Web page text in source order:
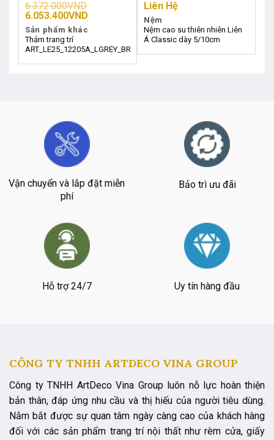
Sản phẩm khác
Thảm trang trí
ART_LE25_12205A_LGREY_BROWN
6.372.000VND
Giá
gốc
là:
6.372.000VND.
6.053.400VND
là:
6.053.400VND.
Nệm
Nệm cao su thiên nhiên Liên
Á Classic dày 5/10cm
Liên Hệ
Vận chuyển và lắp đặt miễn
phí
Bảo trì ưu đãi
Hỗ trợ 24/7 Uy tín hàng đầu
CÔNG TY TNHH ARTDECO VINA GROUP
Công ty TNHH ArtDeco Vina Group luôn nỗ lực hoàn thiện
bản thân, đáp ứng nhu cầu và thị hiếu của người tiêu dùng.
Nắm bắt được sự quan tâm ngày càng cao của khách hàng
đối với các sản phẩm trang trí nội thất như rèm cửa, giấy